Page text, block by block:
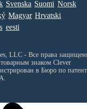
Svenska Suomi Norsk
Magyar Hrvatski
eesti
LLC - Все права
товарным знаком Clever
в Бюро по